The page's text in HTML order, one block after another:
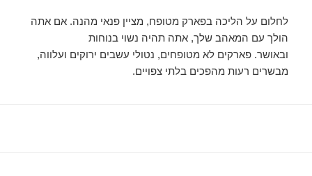
לחלום על הליכה בפארק מטופח, מציין פנאי מהנה. אם אתה
הולך עם המאהב שלך, אתה תהיה נשוי בנוחות
ובאושר. פארקים לא מטופחים, נטולי עשבים ירוקים ועלווה,
מבשרים רעות מהפכים בלתי צפויים.